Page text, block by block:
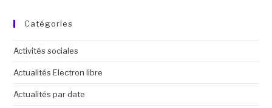
Catégories
Activités sociales
Actualités Electron libre
Actualités par date